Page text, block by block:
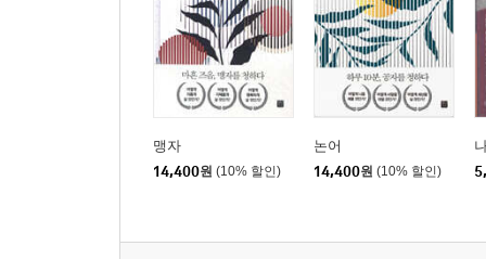
맹자
14,400원 (10% 할인)
논어
14,400원 (10% 할인)